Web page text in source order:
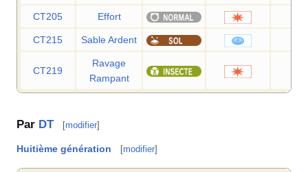
CT205 Effort
CT215 Sable Ardent
CT219
Ravage
Rampant
Par DT [modifier]
Huitième génération [modifier]